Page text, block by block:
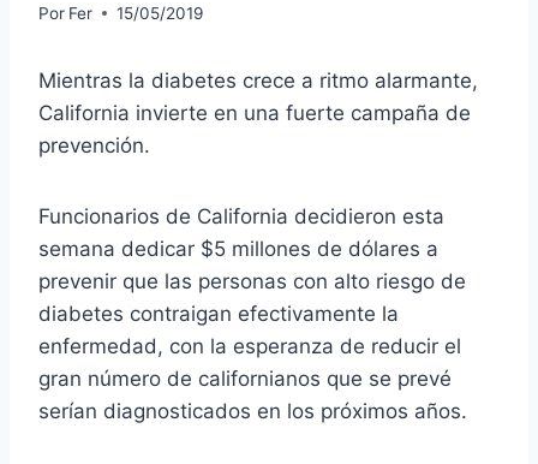
Por Fer 15/05/2019
Mientras la diabetes crece a ritmo alarmante,
California invierte en una fuerte campaña de
prevención.
Funcionarios de California decidieron esta
semana dedicar $5 millones de dólares a
prevenir que las personas con alto riesgo de
diabetes contraigan efectivamente la
enfermedad, con la esperanza de reducir el
gran número de californianos que se prevé
serían diagnosticados en los próximos años.